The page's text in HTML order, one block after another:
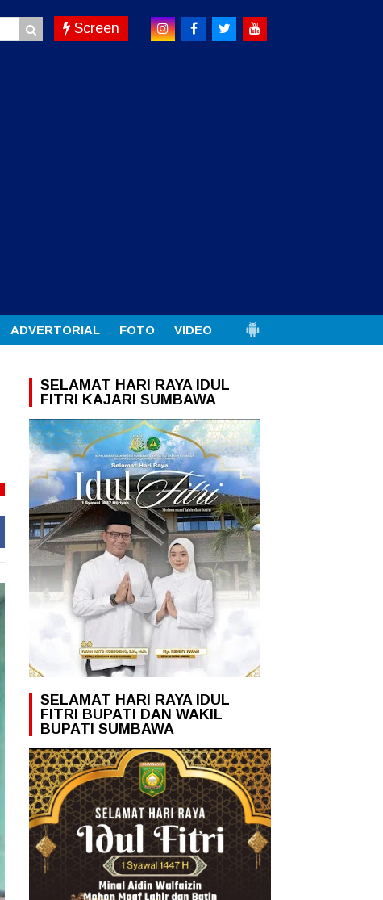
Screen
ADVERTORIAL FOTO VIDEO
SELAMAT HARI RAYA IDUL
FITRI KAJARI SUMBAWA
SELAMAT HARI RAYA IDUL
FITRI BUPATI DAN WAKIL
BUPATI SUMBAWA